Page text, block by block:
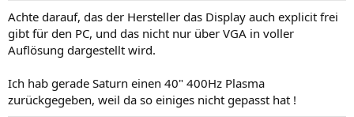
Achte darauf, das der Hersteller das Display auch explicit frei
gibt für den PC, und das nicht nur über VGA in voller
Auflösung dargestellt wird.
Ich hab gerade Saturn einen 40" 400Hz Plasma
zurückgegeben, weil da so einiges nicht gepasst hat !